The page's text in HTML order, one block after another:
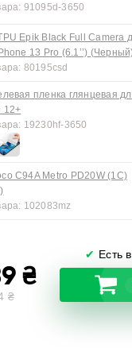
91095d-3650
Epik Black Full Camera
13 Pro (6.1’’)
80195csd
пленка глянцевая
12+
19230hf-3650
C94A Metro PD20W (1C)
102083mz
₴
₴
✔ Есть